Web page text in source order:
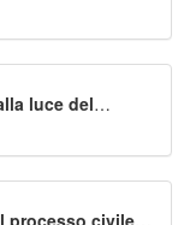
luce del
processo civile